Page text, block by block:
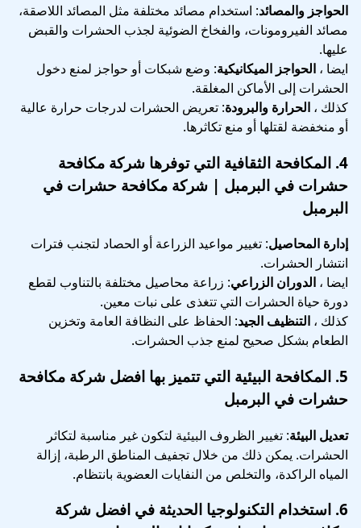
الحواجز والمصائد: استخدام مصائد مختلفة مثل المصائد اللاصقة،
مصائد الفيرومونات، والفخاخ الضوئية لجذب الحشرات والقبض
عليها.
ايضا ، الحواجز الميكانيكية: وضع شبكات أو حواجز لمنع دخول
الحشرات إلى الأماكن المغلقة.
كذلك ، الحرارة والبرودة: تعريض الحشرات لدرجات حرارة عالية
أو منخفضة لقتلها أو منع تكاثرها.
4. المكافحة الثقافية التي توفرها شركة مكافحة
حشرات في البرمبل | شركة مكافحة حشرات في
البرمبل
إدارة المحاصيل: تغيير مواعيد الزراعة أو الحصاد لتجنب فترات
انتشار الحشرات.
ايضا ، الدوران الزراعي: زراعة محاصيل مختلفة بالتناوب لقطع
دورة حياة الحشرات التي تتغذى على نبات معين.
كذلك ، التنظيف الجيد: الحفاظ على النظافة العامة وتخزين
الطعام بشكل صحيح لمنع جذب الحشرات.
5. المكافحة البيئية التي تتميز بها افضل شركة مكافحة
حشرات في البرمبل
تعديل البيئة: تغيير الظروف البيئية لتكون غير مناسبة لتكاثر
الحشرات. يمكن ذلك من خلال تجفيف المناطق الرطبة، إزالة
المياه الراكدة، والتخلص من النفايات العضوية بانتظام.
6. استخدام التكنولوجيا الحديثة في افضل شركة